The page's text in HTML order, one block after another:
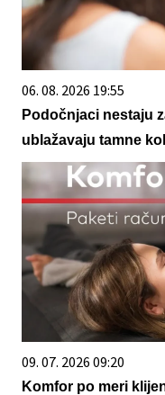
06. 08. 2026 19:55
Podočnjaci nestaju
ublažavaju tamne
09. 07. 2026 09:20
Komfor po meri